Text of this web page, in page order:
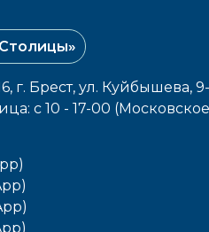
г. Брест, ул. Куйбышева, 9-
с 10 - 17-00